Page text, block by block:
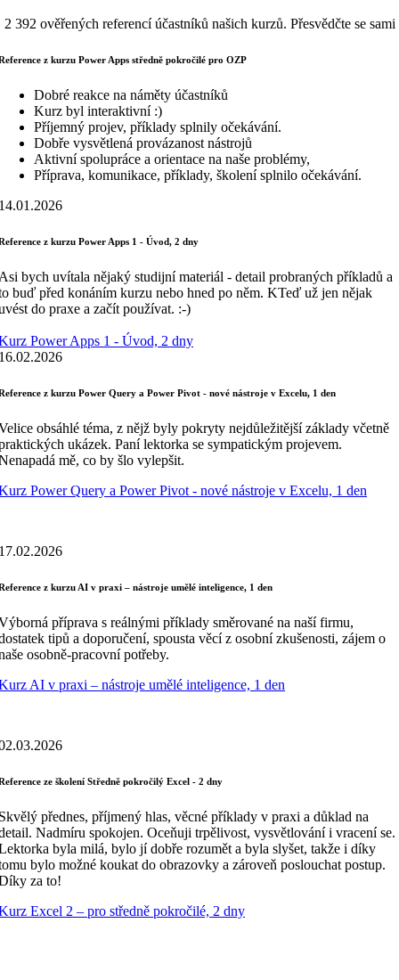
2 392 ověřených referencí účastníků našich kurzů. Přesvědčte se sami
z kurzu Power Apps středně pokročilé pro OZP
Dobré reakce na náměty účastníků
Kurz byl interaktivní :)
Příjemný projev, příklady splnily očekávání.
Dobře vysvětlená provázanost nástrojů
Aktivní spolupráce a orientace na naše problémy,
Příprava, komunikace, příklady, školení splnilo očekávání.
z kurzu Power Apps 1 - Úvod, 2 dny
bych uvítala nějaký studijní materiál - detail probraných příkladů a
buď před konáním kurzu nebo hned po něm. KTeď už jen nějak
do praxe a začít používat. :-)
Power Apps 1 - Úvod, 2 dny
z kurzu Power Query a Power Pivot - nové nástroje v Excelu, 1 den
obsáhlé téma, z nějž byly pokryty nejdůležitější základy včetně
ukázek. Paní lektorka se sympatickým projevem.
mě, co by šlo vylepšit.
Power Query a Power Pivot - nové nástroje v Excelu, 1 den
z kurzu AI v praxi – nástroje umělé inteligence, 1 den
příprava s reálnými příklady směrované na naší firmu,
tipů a doporučení, spousta věcí z osobní zkušenosti, zájem o
osobně-pracovní potřeby.
AI v praxi – nástroje umělé inteligence, 1 den
ze školení Středně pokročilý Excel - 2 dny
přednes, příjmený hlas, věcné příklady v praxi a důklad na
Nadmíru spokojen. Oceňuji trpělivost, vysvětlování i vracení se.
byla milá, bylo jí dobře rozumět a byla slyšet, takže i díky
bylo možné koukat do obrazovky a zároveň poslouchat postup.
za to!
Excel 2 – pro středně pokročilé, 2 dny